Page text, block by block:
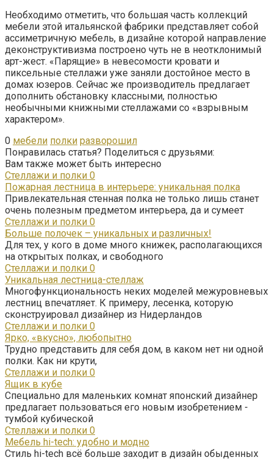
Необходимо отметить, что большая часть коллекций
мебели этой итальянской фабрики представляет собой
ассиметричную мебель, в дизайне которой направление
деконструктивизма построено чуть не в неотклонимый
арт-жест. «Парящие» в невесомости кровати и
пиксельные стеллажи уже заняли достойное место в
домах юзеров. Сейчас же производитель предлагает
дополнить обстановку классными, полностью
необычными книжными стеллажами со «взрывным
характером».
0 мебели полки разворошил
Понравилась статья? Поделиться с друзьями:
Вам также может быть интересно
Стеллажи и полки 0
Пожарная лестница в интерьере: уникальная полка
Привлекательная стенная полка не только лишь станет
очень полезным предметом интерьера, да и сумеет
Стеллажи и полки 0
Больше полочек – уникальных и различных!
Для тех, у кого в доме много книжек, располагающихся
на открытых полках, и свободного
Стеллажи и полки 0
Уникальная лестница-стеллаж
Многофункциональность неких моделей межуровневых
лестниц впечатляет. К примеру, лесенка, которую
сконструировал дизайнер из Нидерландов
Стеллажи и полки 0
Ярко, «вкусно», любопытно
Трудно представить для себя дом, в каком нет ни одной
полки. Как ни крути,
Стеллажи и полки 0
Ящик в кубе
Специально для маленьких комнат японский дизайнер
предлагает пользоваться его новым изобретением -
тумбой кубической
Стеллажи и полки 0
Мебель hi-tech: удобно и модно
Стиль hi-tech всё больше заходит в дизайн обыденных